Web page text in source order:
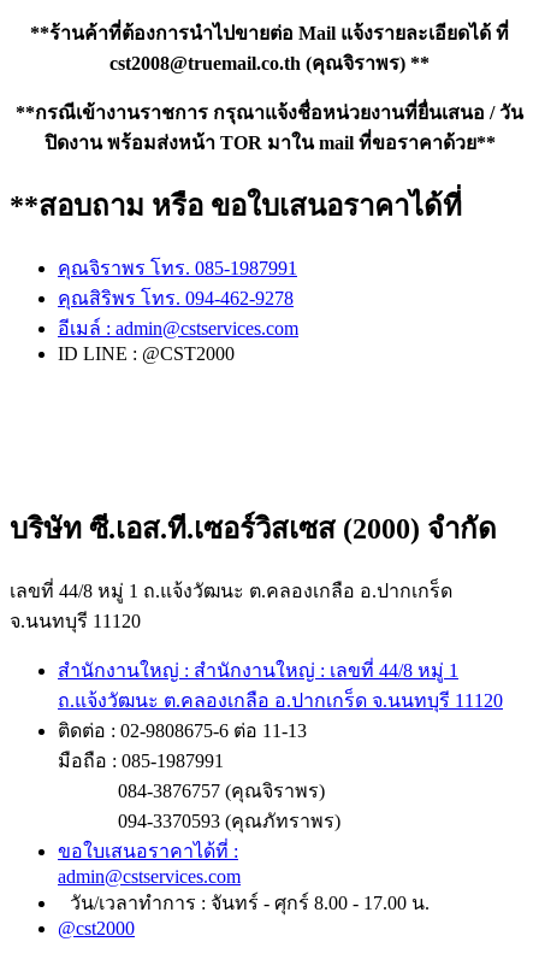
**ร้านค้าที่ต้องการนำไปขายต่อ Mail แจ้งรายละเอียดได้ ที่
cst2008@truemail.co.th (คุณจิราพร) **
**กรณีเข้างานราชการ กรุณาแจ้งชื่อหน่วยงานที่ยื่นเสนอ / วัน
ปิดงาน พร้อมส่งหน้า TOR มาใน mail ที่ขอราคาด้วย**
**สอบถาม หรือ ขอใบเสนอราคาได้ที่
คุณจิราพร โทร. 085-1987991
คุณสิริพร โทร. 094-462-9278
อีเมล์ : admin@cstservices.com
ID LINE : @CST2000
บริษัท ซี.เอส.ที.เซอร์วิสเซส (2000) จำกัด
เลขที่ 44/8 หมู่ 1 ถ.แจ้งวัฒนะ ต.คลองเกลือ อ.ปากเกร็ด
จ.นนทบุรี 11120
สำนักงานใหญ่ : สำนักงานใหญ่ : เลขที่ 44/8 หมู่ 1
ถ.แจ้งวัฒนะ ต.คลองเกลือ อ.ปากเกร็ด จ.นนทบุรี 11120
ติดต่อ : 02-9808675-6 ต่อ 11-13
มือถือ : 085-1987991
084-3876757 (คุณจิราพร)
094-3370593 (คุณภัทราพร)
ขอใบเสนอราคาได้ที่ :
admin@cstservices.com
วัน/เวลาทำการ : จันทร์ - ศุกร์ 8.00 - 17.00 น.
@cst2000